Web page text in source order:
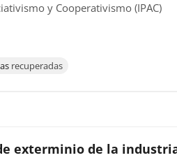
y Cooperativismo (IPAC)
recuperadas
exterminio de la